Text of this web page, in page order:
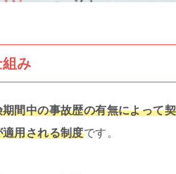
み
期間中の事故歴の有無によって
用される制度です。